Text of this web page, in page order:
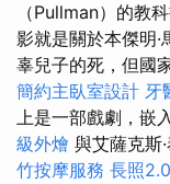
（Pullman）的教
影就是關於本傑明
辜兒子的死，但國
簡約主臥室設計 牙
上是一部戲劇，嵌
級外燴 與艾薩克斯
竹按摩服務 長照2.0